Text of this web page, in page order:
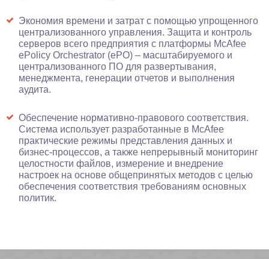
Экономия времени и затрат с помощью упрощенного
централизованного управления. Защита и контроль
серверов всего предприятия с платформы McAfee
ePolicy Orchestrator (ePO) – масштабируемого и
централизованного ПО для развертывания,
менеджмента, генерации отчетов и выполнения
аудита.
Обеспечение нормативно-правового соответствия.
Система использует разработанные в McAfee
практические режимы представления данных и
бизнес-процессов, а также непрерывный мониторинг
целостности файлов, измерение и внедрение
настроек на основе общепринятых методов с целью
обеспечения соответствия требованиям основных
политик.